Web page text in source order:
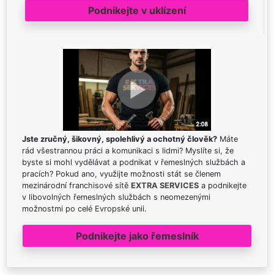
Podnikejte v uklízení
Jste zručný, šikovný, spolehlivý a ochotný člověk? Máte
rád všestrannou práci a komunikaci s lidmi? Myslíte si, že
byste si mohl vydělávat a podnikat v řemeslných službách a
pracích? Pokud ano, využijte možnosti stát se členem
mezinárodní franchisové sítě EXTRA SERVICES a podnikejte
v libovolných řemeslných službách s neomezenými
možnostmi po celé Evropské unii.
Podnikejte jako řemeslník